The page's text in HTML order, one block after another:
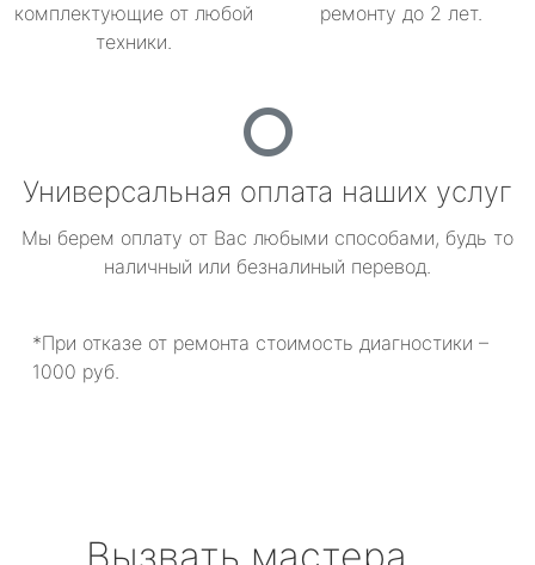
комплектующие от любой
техники.
ремонту до 2 лет.
Универсальная оплата наших услуг
Мы берем оплату от Вас любыми способами, будь то
наличный или безналиный перевод.
*При отказе от ремонта стоимость диагностики –
1000 руб.